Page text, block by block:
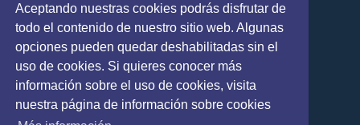
Aceptando nuestras cookies podrás disfrutar de
todo el contenido de nuestro sitio web. Algunas
opciones pueden quedar deshabilitadas sin el
uso de cookies. Si quieres conocer más
información sobre el uso de cookies, visita
nuestra página de información sobre cookies
a 19:00
Síguenos